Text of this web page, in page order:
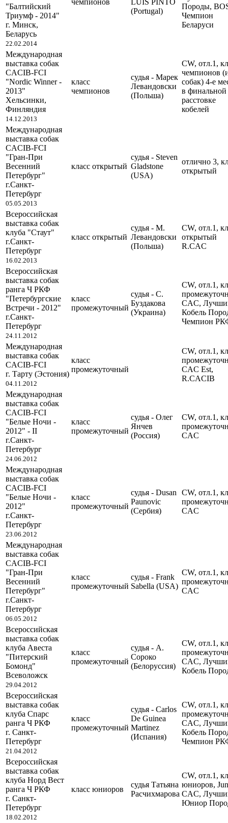
"Балтийский
Триумф - 2014"
г. Минск,
Беларусь
22.02.2014
чемпионов
LUIS PINTO
(Portugal)
Породы,
Чемпион
Беларуси
Международная
выставка собак
CACIB-FCI
"Nordic Winner -
2013"
Хельсинки,
Финляндия
14.12.2013
класс
чемпионов
судья - Марек
Левандовски
(Польша)
CW, отл.1,
чемпионов
собак) 4-е
в финальной
расстовке
кобелей
Международная
выставка собак
CACIB-FCI
"Гран-При
Весенний
Петербург"
г.Санкт-
Петербург
05.05.2013
класс открытый
судья - Steven
Gladstone
(USA)
отлично 3,
открытый
Всероссийская
выставка собак
клуба "Стаут"
г.Санкт-
Петербург
16.02.2013
класс открытый
судья - М.
Левандовски
(Польша)
CW, отл.1,
открытый
R.CAC
Всероссийская
выставка собак
ранга Ч РКФ
"Петербургские
Встречи - 2012"
г.Санкт-
Петербург
24.11.2012
класс
промежуточный
судья - С.
Буздакова
(Украина)
CW, отл.1,
CAC,
Кобель
Чемпион
Международная
выставка собак
CACIB-FCI
г. Тарту (Эстония)
04.11.2012
класс
промежуточный
CW, отл.1,
CAC Est,
R.CACIB
Международная
выставка собак
CACIB-FCI
"Белые Ночи -
2012" - II
г.Санкт-
Петербург
24.06.2012
класс
промежуточный
судья - Олег
Янчев
(Россия)
CW, отл.1,
CAC
Международная
выставка собак
CACIB-FCI
"Белые Ночи -
2012"
г.Санкт-
Петербург
23.06.2012
класс
промежуточный
судья - Dusan
Paunovic
(Сербия)
CW, отл.1,
CAC
Международная
выставка собак
CACIB-FCI
"Гран-При
Весенний
Петербург"
г.Санкт-
Петербург
06.05.2012
класс
промежуточный
судья - Frank
Sabella (USA)
CW, отл.1,
CAC
Всероссийская
выставка собак
клуба Авеста
"Питерский
Бомонд"
Всеволожск
29.04.2012
класс
промежуточный
судья - А.
Сороко
(Белоруссия)
CW, отл.1,
CAC,
Кобель
Всероссийская
выставка собак
клуба Спарс
ранга Ч РКФ
г. Санкт-
Петербург
21.04.2012
класс
промежуточный
судья - Carlos
De Guinea
Martinez
(Испания)
CW, отл.1,
CAC,
Кобель
Чемпион
Всероссийская
выставка собак
клуба Норд Вест
ранга Ч РКФ
г. Санкт-
Петербург
18.02.2012
класс юниоров
судья Татьяна
Расчихмарова
CW, отл.1,
юниоров, Jun
CAC,
Юниор